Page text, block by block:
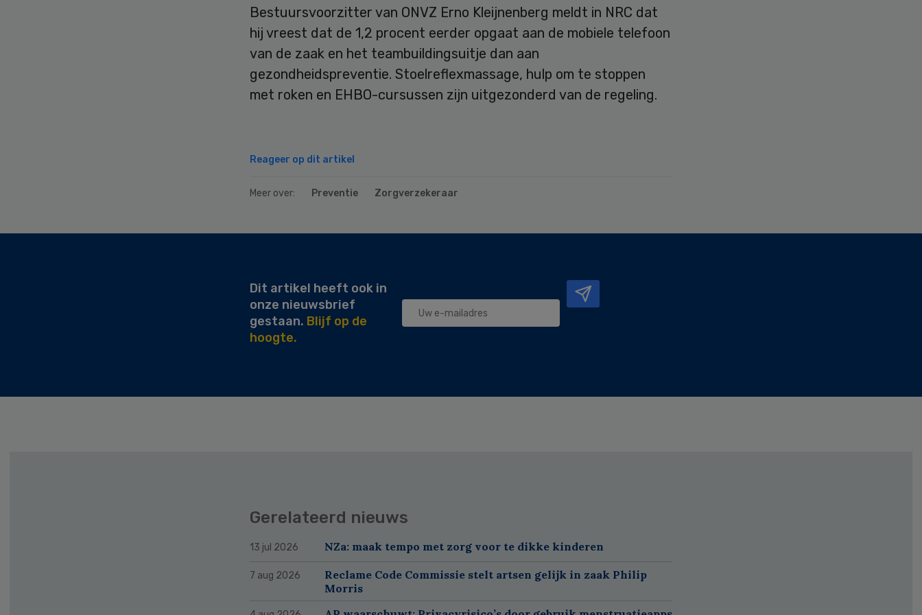
Bestuursvoorzitter van ONVZ Erno Kleijnenberg meldt in NRC dat
hij vreest dat de 1,2 procent eerder opgaat aan de mobiele telefoon
van de zaak en het teambuildingsuitje dan aan
gezondheidspreventie. Stoelreflexmassage, hulp om te stoppen
met roken en EHBO-cursussen zijn uitgezonderd van de regeling.
Reageer op dit artikel
Meer over: Preventie Zorgverzekeraar
Dit artikel heeft ook in
onze nieuwsbrief
gestaan. Blijf op de
hoogte.
Gerelateerd nieuws
13 jul 2026 NZa: maak tempo met zorg voor te dikke kinderen
7 aug 2026
Reclame Code Commissie stelt artsen gelijk in zaak Philip
Morris